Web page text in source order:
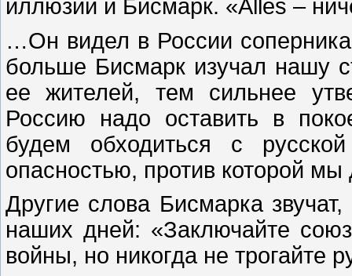
иллюзии и Бисмарк. «Alles –
…Он видел в России
больше Бисмарк изучал нашу
ее жителей, тем сильнее
Россию надо оставить в
будем обходиться с
опасностью, против которой
Другие слова Бисмарка
наших дней: «Заключайте
войны, но никогда не трогайте